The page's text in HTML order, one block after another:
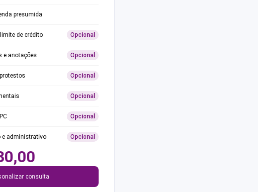
presumida
de crédito Opcional
e anotações Opcional
Opcional
Opcional
Opcional
e administrativo Opcional
consulta